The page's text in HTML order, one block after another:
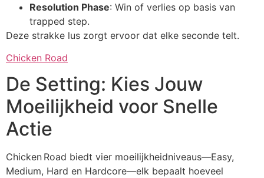
Resolution Phase: Win of verlies op basis van
trapped step.
Deze strakke lus zorgt ervoor dat elke seconde telt.
Chicken Road
De Setting: Kies Jouw
Moeilijkheid voor Snelle
Actie
Chicken Road biedt vier moeilijkheidniveaus—Easy,
Medium, Hard en Hardcore—elk bepaalt hoeveel